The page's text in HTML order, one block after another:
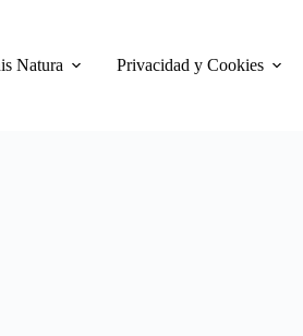
Natura Privacidad y Cookies